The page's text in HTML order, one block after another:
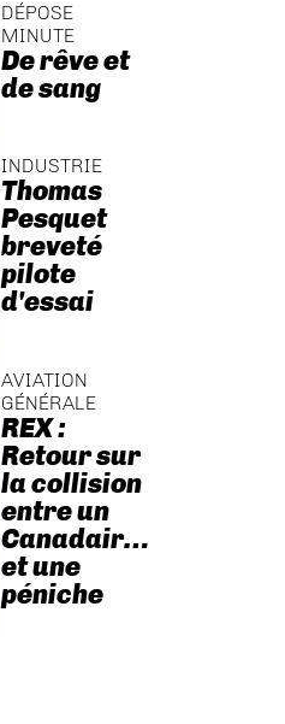
DÉPOSE
MINUTE
De rêve et
de sang
INDUSTRIE
Thomas
Pesquet
breveté
pilote
d'essai
AVIATION
GÉNÉRALE
REX :
Retour sur
la collision
entre un
Canadair…
et une
péniche